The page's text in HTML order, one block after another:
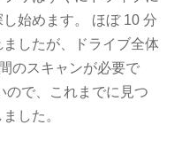
始めます。 ほぼ 10 分
したが、ドライブ全体
のスキャンが必要で
ので、これまでに見つ
した。